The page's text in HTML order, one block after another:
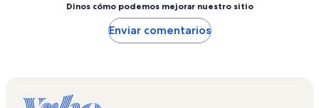
Dinos cómo podemos mejorar nuestro sitio
Enviar comentarios